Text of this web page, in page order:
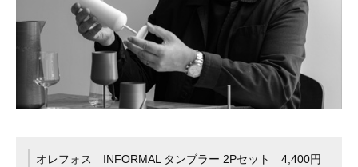
オレフォス INFORMAL タンブラー 2Pセット 4,400円